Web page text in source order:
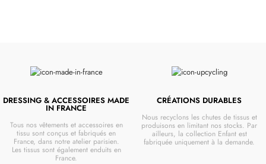
DRESSING & ACCESSOIRES MADE
IN FRANCE
Tous nos vêtements et accessoires en
tissu sont conçus et fabriqués en
France, dans notre atelier parisien.
Les tissus sont également enduits en
France.
CRÉATIONS DURABLES
Nous recyclons les chutes de tissus et
produisons en limitant nos stocks. Par
ailleurs, la collection Enfant est
fabriquée uniquement à la demande.